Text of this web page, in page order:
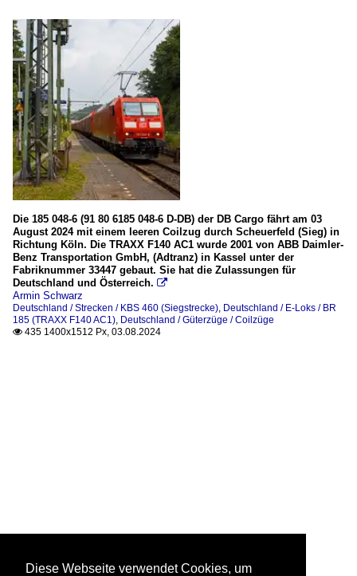
Die 185 048-6 (91 80 6185 048-6 D-DB) der DB Cargo fährt am 03
August 2024 mit einem leeren Coilzug durch Scheuerfeld (Sieg) in
Richtung Köln. Die TRAXX F140 AC1 wurde 2001 von ABB Daimler-
Benz Transportation GmbH, (Adtranz) in Kassel unter der
Fabriknummer 33447 gebaut. Sie hat die Zulassungen für
Deutschland und Österreich. 
Armin Schwarz
Deutschland / Strecken / KBS 460 (Siegstrecke), Deutschland / E-Loks / BR
185 (TRAXX F140 AC1), Deutschland / Güterzüge / Coilzüge
 435 1400x1512 Px, 03.08.2024
Diese Webseite verwendet Cookies, um